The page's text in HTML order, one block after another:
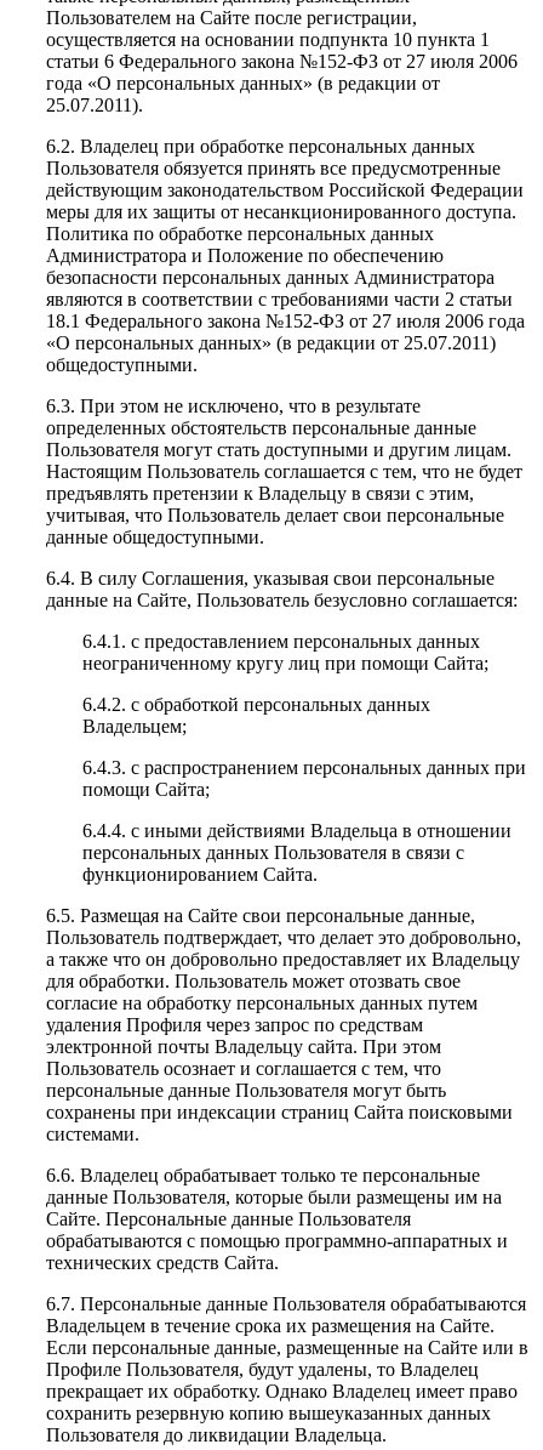
Пользователем на Сайте после регистрации,
осуществляется на основании подпункта 10 пункта 1
статьи 6 Федерального закона №152-ФЗ от 27 июля 2006
года «О персональных данных» (в редакции от
25.07.2011).
6.2. Владелец при обработке персональных данных
Пользователя обязуется принять все предусмотренные
действующим законодательством Российской Федерации
меры для их защиты от несанкционированного доступа.
Политика по обработке персональных данных
Администратора и Положение по обеспечению
безопасности персональных данных Администратора
являются в соответствии с требованиями части 2 статьи
18.1 Федерального закона №152-ФЗ от 27 июля 2006 года
«О персональных данных» (в редакции от 25.07.2011)
общедоступными.
6.3. При этом не исключено, что в результате
определенных обстоятельств персональные данные
Пользователя могут стать доступными и другим лицам.
Настоящим Пользователь соглашается с тем, что не будет
предъявлять претензии к Владельцу в связи с этим,
учитывая, что Пользователь делает свои персональные
данные общедоступными.
6.4. В силу Соглашения, указывая свои персональные
данные на Сайте, Пользователь безусловно соглашается:
6.4.1. с предоставлением персональных данных
неограниченному кругу лиц при помощи Сайта;
6.4.2. с обработкой персональных данных
Владельцем;
6.4.3. с распространением персональных данных при
помощи Сайта;
6.4.4. с иными действиями Владельца в отношении
персональных данных Пользователя в связи с
функционированием Сайта.
6.5. Размещая на Сайте свои персональные данные,
Пользователь подтверждает, что делает это добровольно,
а также что он добровольно предоставляет их Владельцу
для обработки. Пользователь может отозвать свое
согласие на обработку персональных данных путем
удаления Профиля через запрос по средствам
электронной почты Владельцу сайта. При этом
Пользователь осознает и соглашается с тем, что
персональные данные Пользователя могут быть
сохранены при индексации страниц Сайта поисковыми
системами.
6.6. Владелец обрабатывает только те персональные
данные Пользователя, которые были размещены им на
Сайте. Персональные данные Пользователя
обрабатываются с помощью программно-аппаратных и
технических средств Сайта.
6.7. Персональные данные Пользователя обрабатываются
Владельцем в течение срока их размещения на Сайте.
Если персональные данные, размещенные на Сайте или в
Профиле Пользователя, будут удалены, то Владелец
прекращает их обработку. Однако Владелец имеет право
сохранить резервную копию вышеуказанных данных
Пользователя до ликвидации Владельца.